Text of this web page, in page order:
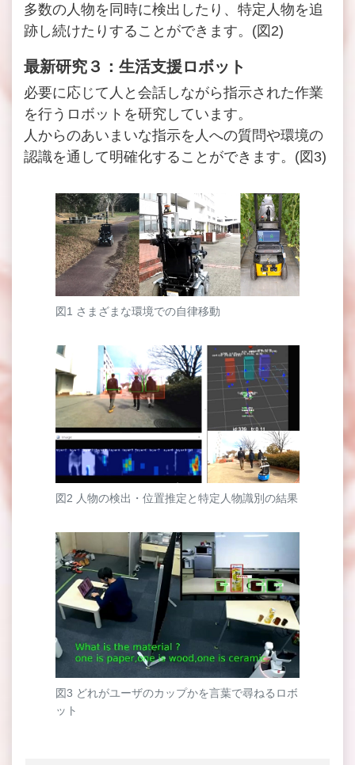
多数の人物を同時に検出したり、特定人物を追
跡し続けたりすることができます。(図2)
最新研究３：生活支援ロボット
必要に応じて人と会話しながら指示された作業
を行うロボットを研究しています。
人からのあいまいな指示を人への質問や環境の
認識を通して明確化することができます。(図3)
図1 さまざまな環境での自律移動
図2 人物の検出・位置推定と特定人物識別の結果
図3 どれがユーザのカップかを言葉で尋ねるロボ
ット